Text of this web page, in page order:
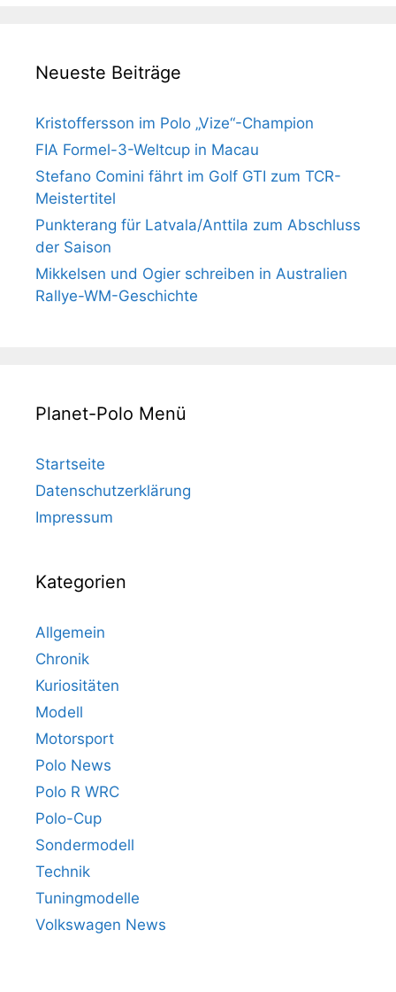
Neueste Beiträge
Kristoffersson im Polo „Vize“-Champion
FIA Formel-3-Weltcup in Macau
Stefano Comini fährt im Golf GTI zum TCR-
Meistertitel
Punkterang für Latvala/Anttila zum Abschluss
der Saison
Mikkelsen und Ogier schreiben in Australien
Rallye-WM-Geschichte
Planet-Polo Menü
Startseite
Datenschutzerklärung
Impressum
Kategorien
Allgemein
Chronik
Kuriositäten
Modell
Motorsport
Polo News
Polo R WRC
Polo-Cup
Sondermodell
Technik
Tuningmodelle
Volkswagen News